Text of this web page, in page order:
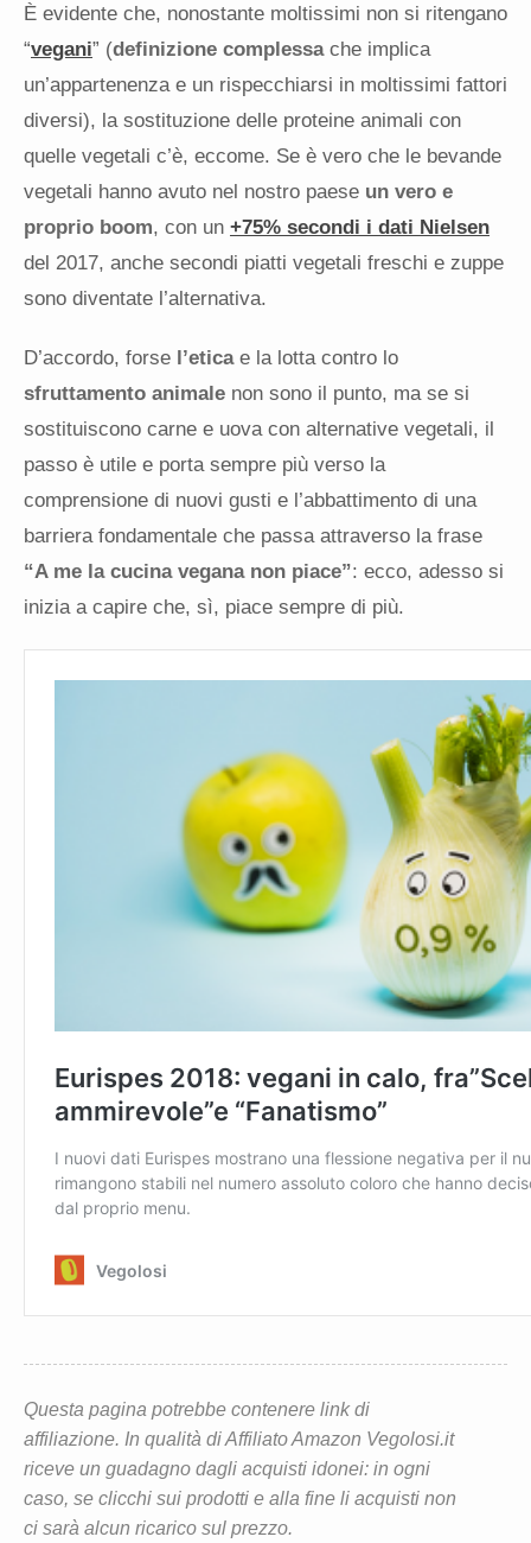
È evidente che, nonostante moltissimi non si ritengano
“vegani” (definizione complessache implica
un’appartenenza e un rispecchiarsi in moltissimi fattori
diversi), la sostituzione delle proteine animali con
quelle vegetali c’è, eccome. Se è vero che le bevande
vegetali hanno avuto nel nostro paese un vero e
proprio boom, con un +75% secondi i dati Nielsen
del 2017, anche secondi piatti vegetali freschi e zuppe
sono diventate l’alternativa.
D’accordo, forse l’eticae la lotta contro lo
sfruttamento animale non sono il punto, ma se si
sostituiscono carne e uova con alternative vegetali, il
passo è utile e porta sempre più verso la
comprensione di nuovi gusti e l’abbattimento di una
barriera fondamentale che passa attraverso la frase
“A me la cucina vegana non piace”: ecco, adesso si
inizia a capire che, sì, piace sempre di più.
Questa pagina potrebbe contenere link di
affiliazione. In qualità di Affiliato Amazon Vegolosi.it
riceve un guadagno dagli acquisti idonei: in ogni
caso, se clicchi sui prodotti e alla fine li acquisti non
ci sarà alcun ricarico sul prezzo.